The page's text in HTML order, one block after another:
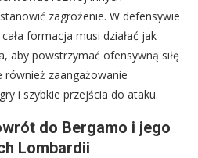
zagrożenie. W defensywie
formacja musi działać jak
aby powstrzymać ofensywną siłę
również zaangażowanie
i szybkie przejścia do ataku.
do Bergamo i jego
Lombardii